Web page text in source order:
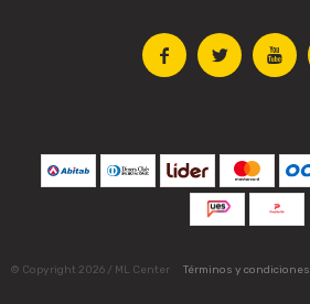
  
© Copyright 2026 / ML Center Términos y condiciones